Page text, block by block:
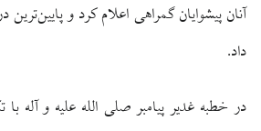
آنان پیشوایان گمراهی اعلام کرد و
داد.